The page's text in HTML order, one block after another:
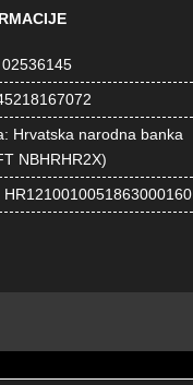
02536145
Hrvatska narodna banka
NBHRHR2X)
HR1210010051863000160